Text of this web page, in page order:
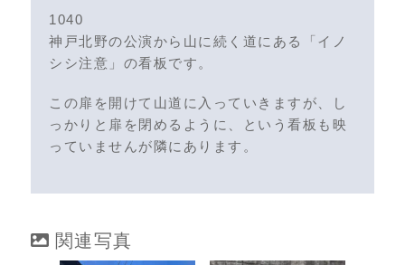
1040
神戸北野の公演から山に続く道にある「イノ
シシ注意」の看板です。
この扉を開けて山道に入っていきますが、し
っかりと扉を閉めるように、という看板も映
っていませんが隣にあります。
関連写真